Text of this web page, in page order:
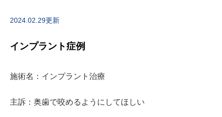
2024.02.29更新
インプラント症例
施術名：インプラント治療
主訴：奥歯で咬めるようにしてほしい